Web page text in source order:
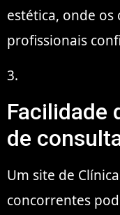
estética, onde
profissionais
3.
Facilidade
de
Um site de
concorrentes